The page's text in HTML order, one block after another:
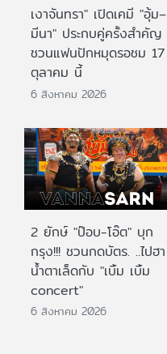
เงาจันทรา" เปิดเคมี "อุ้ม–
มีนา" ประกบคู่ครั้งสำคัญ
ชวนแฟนปักหมุดรอชม 17
ตุลาคม นี้
6 สิงหาคม 2026
2 ยักษ์ "ป๊อบ-โอ๊ต" บุก
กรุง!!! ชวนกดบัตร. ..ไปฮา
น้ำตาเล็ดกับ "เบิ้ม เบิ้ม
concert"
6 สิงหาคม 2026